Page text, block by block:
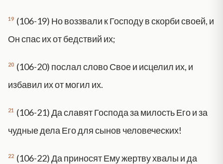
19 (106-19) Но воззвали к Господу в скорби своей, и
Он спас их от бедствий их;
20 (106-20) послал слово Свое и исцелил их, и
избавил их от могил их.
21 (106-21) Да славят Господа за милость Его и за
чудные дела Его для сынов человеческих!
22 (106-22) Да приносят Ему жертву хвалы и да